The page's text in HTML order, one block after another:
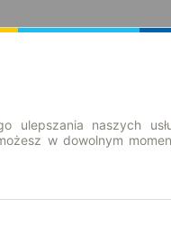
naszych
w dowolnym